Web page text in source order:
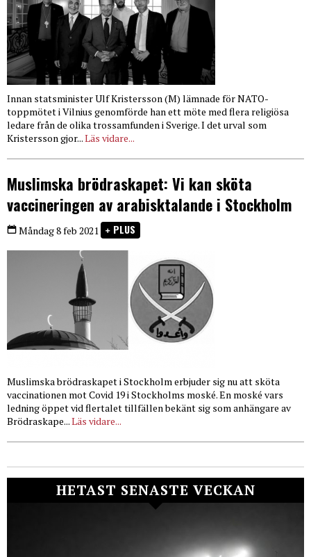
Innan statsminister Ulf Kristersson (M) lämnade för NATO-
toppmötet i Vilnius genomförde han ett möte med flera religiösa
ledare från de olika trossamfunden i Sverige. I det urval som
Kristersson gjor...Läs vidare...
Muslimska brödraskapet: Vi kan sköta
vaccineringen av arabisktalande i Stockholm
Måndag 8 feb 2021 PLUS
Muslimska brödraskapet i Stockholm erbjuder sig nu att sköta
vaccinationen mot Covid 19 i Stockholms moské. En moské vars
ledning öppet vid flertalet tillfällen bekänt sig som anhängare av
Brödraskape...Läs vidare...
HETAST SENASTE VECKAN